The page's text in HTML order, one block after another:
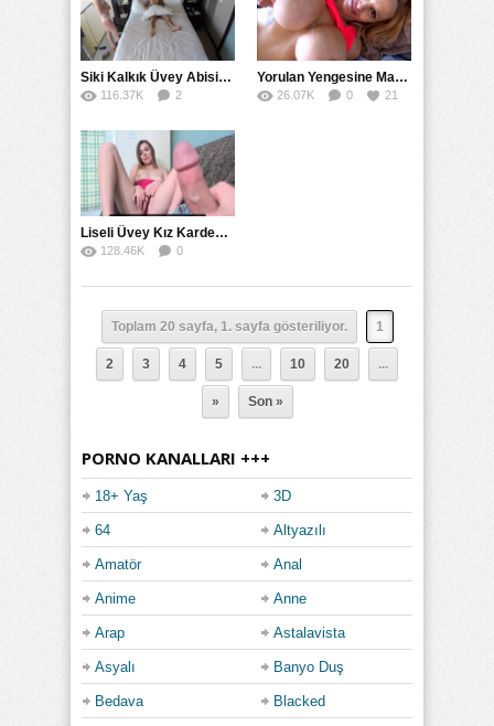
Siki Kalkık Üvey Abisine Siktiren Kız Gizli Kamerada
116.37K
2
Yorulan Yengesine Masaj Yaparken Memelerine Patladı
26.07K 0 21
Liseli Üvey Kız Kardeşiyle Karşılıklı Mastürbasyon
128.46K
0
Toplam 20 sayfa, 1. sayfa gösteriliyor. 1
2 3 4 5 ... 10 20 ...
» Son »
PORNO KANALLARI +++
18+ Yaş 3D
64 Altyazılı
Amatör Anal
Anime Anne
Arap Astalavista
Asyalı Banyo Duş
Bedava Blacked